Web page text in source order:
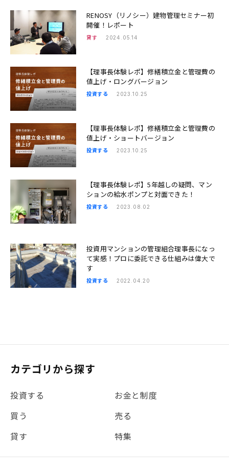
RENOSY（リノシー）建物管理セミナー初
開催！レポート
貸す 2024.05.14
【理事長体験レポ】修繕積立金と管理費の
値上げ・ロングバージョン
投資する 2023.10.25
【理事長体験レポ】修繕積立金と管理費の
値上げ・ショートバージョン
投資する 2023.10.25
【理事長体験レポ】5年越しの疑問、マン
ションの給水ポンプと対面できた！
投資する 2023.08.02
投資用マンションの管理組合理事長になっ
て実感！プロに委託できる仕組みは偉大で
す
投資する 2022.04.20
カテゴリから探す
投資する
お金と制度
買う
売る
貸す
特集